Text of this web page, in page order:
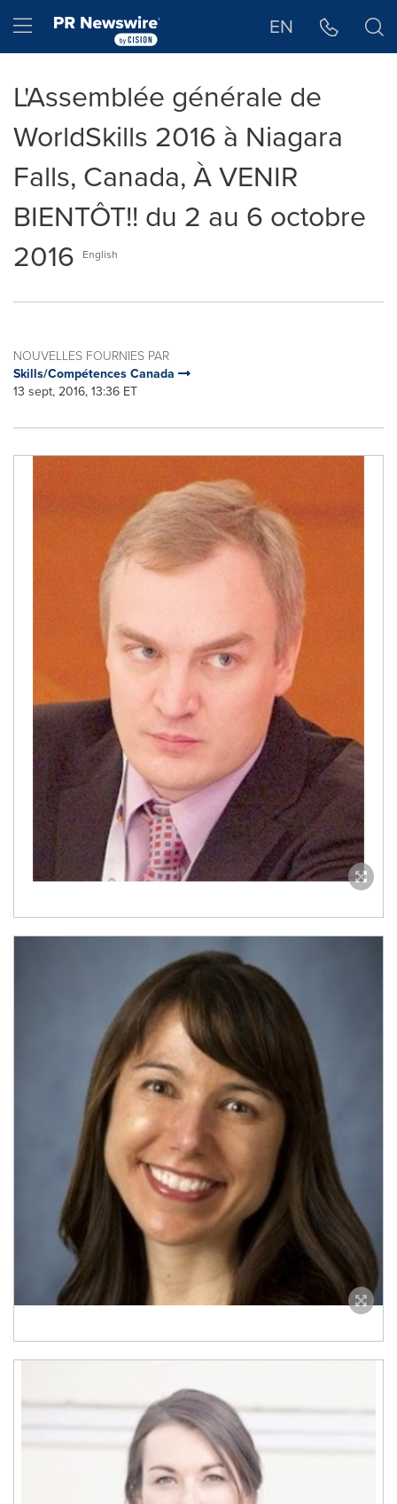
Hamburger menu EN
L'Assemblée générale de
WorldSkills 2016 à Niagara
Falls, Canada, À VENIR
BIENTÔT!! du 2 au 6 octobre
2016
English
NOUVELLES FOURNIES PAR
Skills/Compétences Canada
13 sept, 2016, 13:36 ET